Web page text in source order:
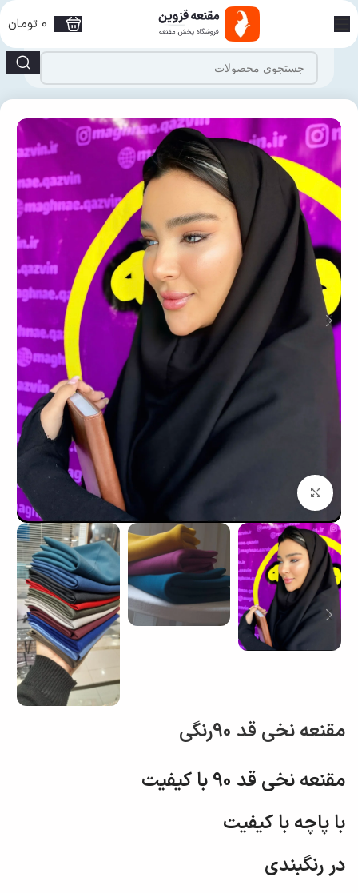
0 تومان
مقنعه
بزرگنمایی تصویر
مقنعه نخی قد 90رنگی
مقنعه نخی قد 90 با کیفیت
با پاچه با کیفیت
در رنگبندی